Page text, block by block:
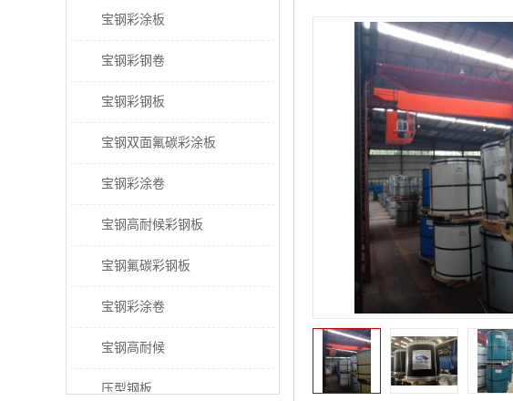
宝钢彩涂板
宝钢彩钢卷
宝钢彩钢板
宝钢双面氟碳彩涂板
宝钢彩涂卷
宝钢高耐候彩钢板
宝钢氟碳彩钢板
宝钢彩涂卷
宝钢高耐候
压型钢板